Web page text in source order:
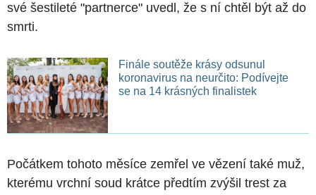
své šestileté "partnerce" uvedl, že s ní chtěl být až do
smrti.
Finále soutěže krásy odsunul
koronavirus na neurčito: Podívejte
se na 14 krásných finalistek
Počátkem tohoto měsíce zemřel ve vězení také muž,
kterému vrchní soud krátce předtím zvýšil trest za